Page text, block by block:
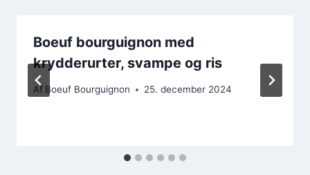
Boeuf bourguignon med
krydderurter, svampe og ris
Af Boeuf Bourguignon 25. december 2024